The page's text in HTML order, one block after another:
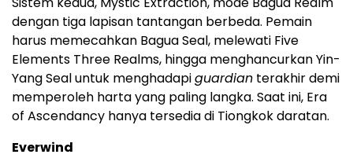
dengan tiga lapisan tantangan berbeda. Pemain
harus memecahkan Bagua Seal, melewati Five
Elements Three Realms, hingga menghancurkan Yin-
Yang Seal untuk menghadapiguardian terakhir demi
memperoleh harta yang paling langka. Saat ini, Era
of Ascendancy hanya tersedia di Tiongkok daratan.
Everwind